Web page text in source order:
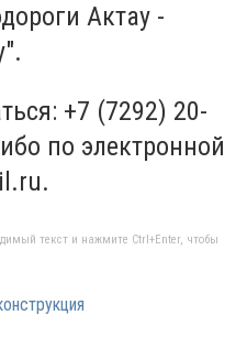
Актау -
+7 (7292) 20-
по электронной
.
текст и нажмите Ctrl+Enter, чтобы